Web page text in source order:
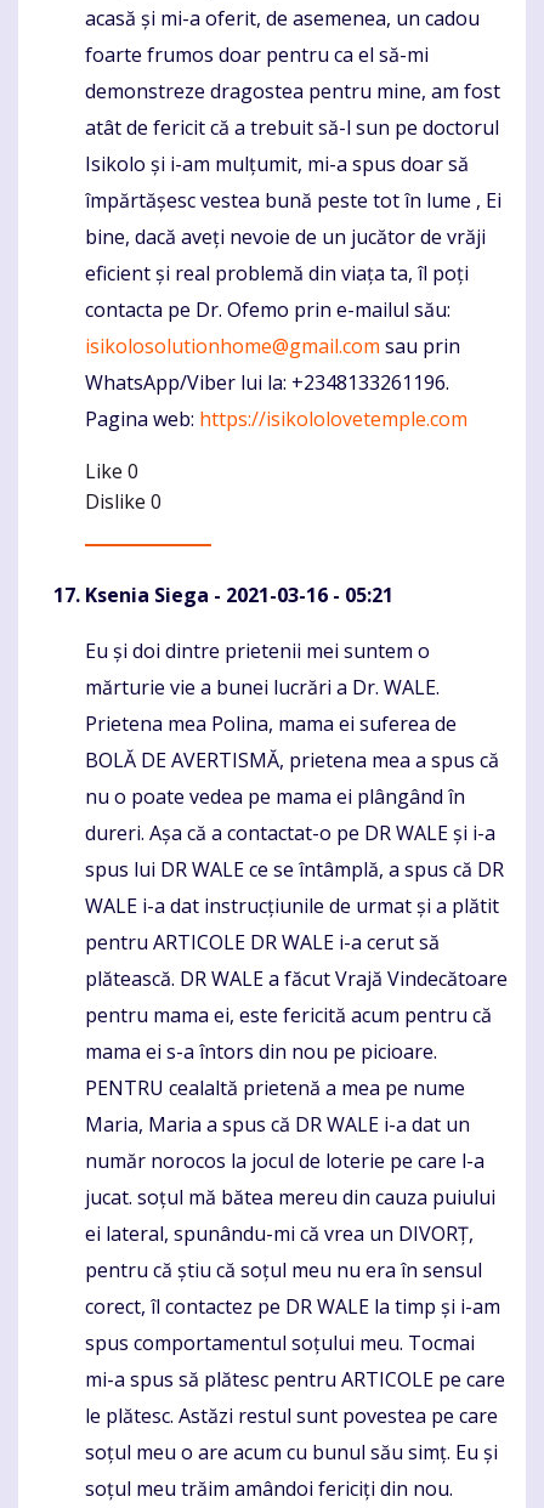
acasă și mi-a oferit, de asemenea, un cadou
foarte frumos doar pentru ca el să-mi
demonstreze dragostea pentru mine, am fost
atât de fericit că a trebuit să-l sun pe doctorul
Isikolo și i-am mulțumit, mi-a spus doar să
împărtășesc vestea bună peste tot în lume , Ei
bine, dacă aveți nevoie de un jucător de vrăji
eficient și real problemă din viața ta, îl poți
contacta pe Dr. Ofemo prin e-mailul său:
isikolosolutionhome@gmail.com sau prin
WhatsApp/Viber lui la: +2348133261196.
Pagina web: https://isikololovetemple.com
Like 0
Dislike 0
Ksenia Siega - 2021-03-16 - 05:21
Komentaras
Eu și doi dintre prietenii mei suntem o
mărturie vie a bunei lucrări a Dr. WALE.
Prietena mea Polina, mama ei suferea de
BOLĂ DE AVERTISMĂ, prietena mea a spus că
nu o poate vedea pe mama ei plângând în
dureri. Așa că a contactat-o ​​pe DR WALE și i-a
spus lui DR WALE ce se întâmplă, a spus că DR
WALE i-a dat instrucțiunile de urmat și a plătit
pentru ARTICOLE DR WALE i-a cerut să
plătească. DR WALE a făcut Vrajă Vindecătoare
pentru mama ei, este fericită acum pentru că
mama ei s-a întors din nou pe picioare.
PENTRU cealaltă prietenă a mea pe nume
Maria, Maria a spus că DR WALE i-a dat un
număr norocos la jocul de loterie pe care l-a
jucat. soțul mă bătea mereu din cauza puiului
ei lateral, spunându-mi că vrea un DIVORȚ,
pentru că știu că soțul meu nu era în sensul
corect, îl contactez pe DR WALE la timp și i-am
spus comportamentul soțului meu. Tocmai
mi-a spus să plătesc pentru ARTICOLE pe care
le plătesc. Astăzi restul sunt povestea pe care
soțul meu o are acum cu bunul său simț. Eu și
soțul meu trăim amândoi fericiți din nou.